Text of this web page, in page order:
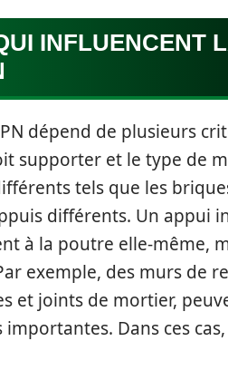
INFLUENCENT
dépend de plusieurs
supporter et le type de
tels que les
différents. Un appui
à la poutre elle-même,
exemple, des murs de
et joints de mortier,
Dans ces